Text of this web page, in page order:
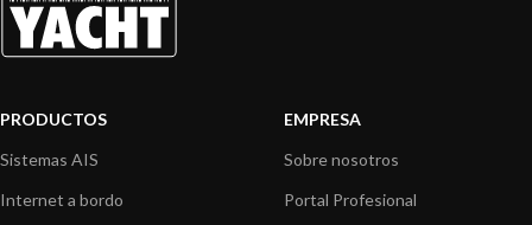
PRODUCTOS
Sistemas AIS
Internet a bordo
EMPRESA
Sobre nosotros
Portal Profesional